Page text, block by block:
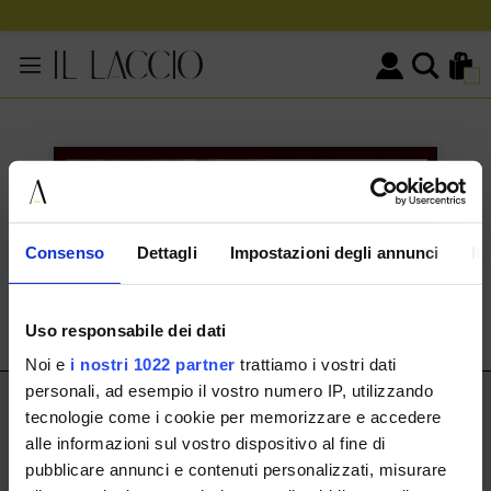
Consenso Dettagli Impostazioni degli annunci
Uso responsabile dei dati
Noi e i nostri 1022 partner trattiamo i vostri dati
personali, ad esempio il vostro numero IP, utilizzando
tecnologie come i cookie per memorizzare e accedere
alle informazioni sul vostro dispositivo al fine di
pubblicare annunci e contenuti personalizzati, misurare
0
KONTAKTINFORMATIONEN
Via Cassala 20 25126 Brescia
+393291008001
IL LACCIO
IL LACCIO